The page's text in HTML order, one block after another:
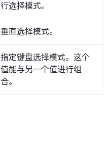
行选择模式。
垂直选择模式。
指定键盘选择模式。这个
值能与另一个值进行组
合。